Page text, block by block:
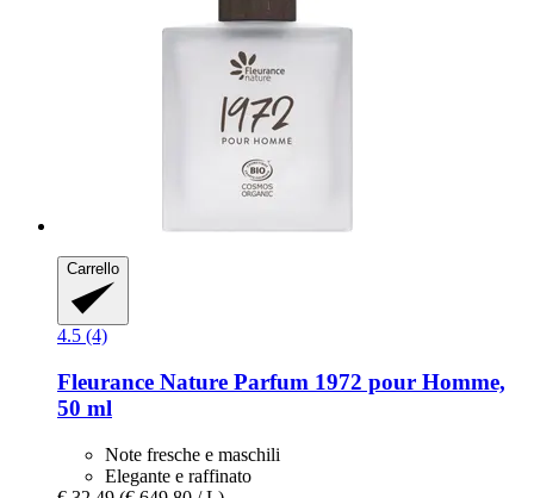
Carrello
4.5 (4)
Fleurance Nature Parfum 1972 pour Homme,
50 ml
Note fresche e maschili
Elegante e raffinato